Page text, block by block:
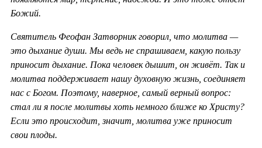
Божий.
Святитель Феофан Затворник говорил, что молитва —
это дыхание души. Мы ведь не спрашиваем, какую пользу
приносит дыхание. Пока человек дышит, он живёт. Так и
молитва поддерживает нашу духовную жизнь, соединяет
нас с Богом. Поэтому, наверное, самый верный вопрос:
стал ли я после молитвы хоть немного ближе ко Христу?
Если это происходит, значит, молитва уже приносит
свои плоды.